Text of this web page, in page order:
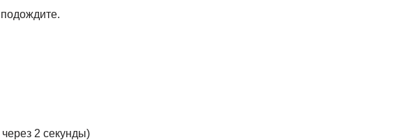
2 секунды)